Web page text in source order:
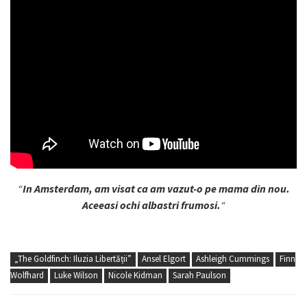
“In Amsterdam, am visat ca am vazut-o pe mama din nou.
Aceeasi ochi albastri frumosi.“
„The Goldfinch: Iluzia Libertății” Ansel Elgort Ashleigh Cummings
Finn
Wolfhard
Luke Wilson Nicole Kidman Sarah Paulson